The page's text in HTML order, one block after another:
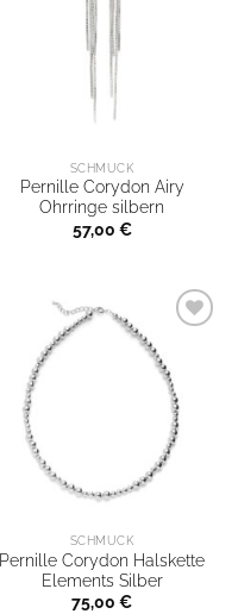
SCHMUCK
Pernille Corydon Airy
Ohrringe silbern
57,00 €
SCHMUCK
Pernille Corydon Halskette
Elements Silber
75,00 €